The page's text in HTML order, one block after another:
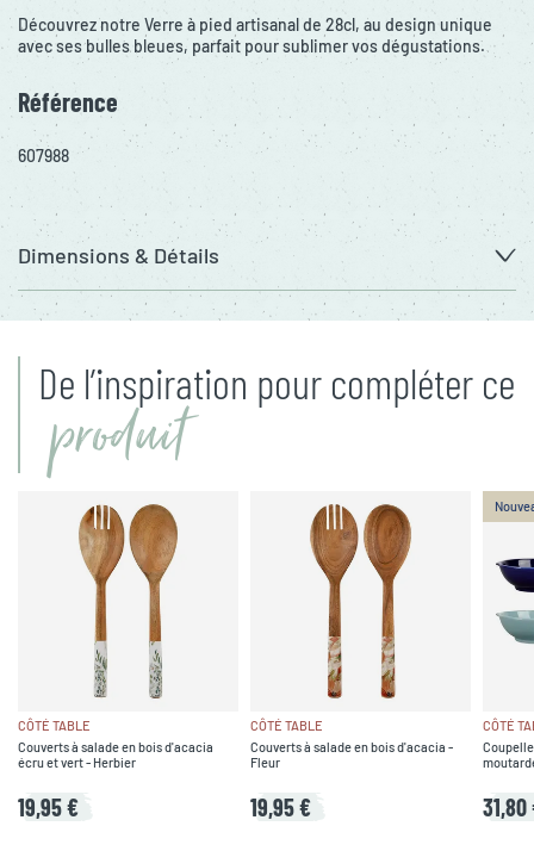
Découvrez notre Verre à pied artisanal de 28cl, au design unique
avec ses bulles bleues, parfait pour sublimer vos dégustations.
Référence
607988
Dimensions & Détails
De l’inspiration pour compléter ce
produit
CÔTÉ TABLE
Couverts à salade en bois d'acacia
écru et vert - Herbier
19,95 €
CÔTÉ TABLE
Couverts à salade en bois d'acacia -
Fleur
19,95 €
CÔTÉ
31,80